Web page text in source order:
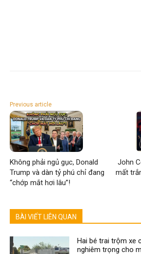
Previous article
Không phải ngủ gục, Donald
Trump và dàn tỷ phú chỉ đang
“chớp mắt hơi lâu”!
John
mất
BÀI VIẾT LIÊN QUAN
Hai bé trai trộm xe
nghiêm trọng cho